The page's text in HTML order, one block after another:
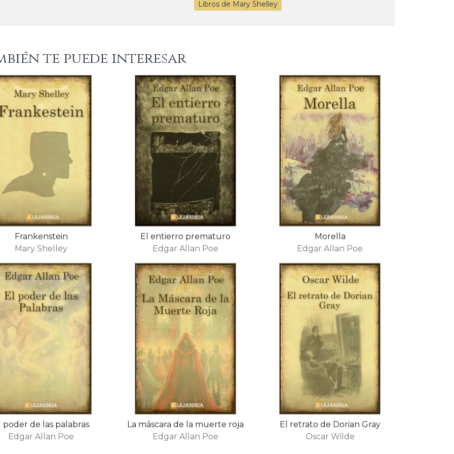
Libros de Mary Shelley
te puede interesar
Frankenstein
Mary Shelley
El entierro prematuro
Edgar Allan Poe
Morella
Edgar Allan Poe
poder de las palabras
Edgar Allan Poe
La máscara de la muerte roja
Edgar Allan Poe
El retrato de Dorian Gray
Oscar Wilde